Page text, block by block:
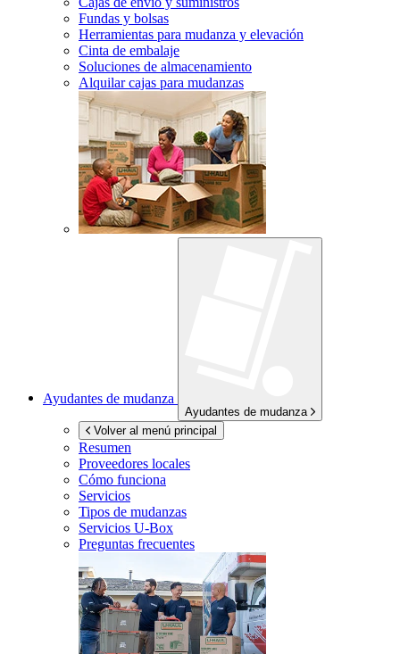
Fundas y bolsas
Herramientas para mudanza y elevación
Cinta de embalaje
Soluciones de almacenamiento
Alquilar cajas para mudanzas
Ayudantes de mudanza
Ayudantes de mudanza
Volver al menú principal
Resumen
Proveedores locales
Cómo funciona
Servicios
Tipos de mudanzas
Servicios U-Box
Preguntas frecuentes